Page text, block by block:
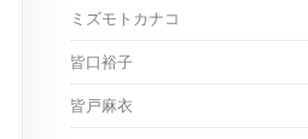
ミズモトカナコ
皆口裕子
皆戸麻衣